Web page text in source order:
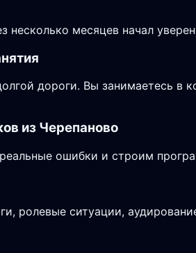
месяцев начал
дороги. Вы занимаетесь
из Черепаново
ошибки и строим
ролевые ситуации,